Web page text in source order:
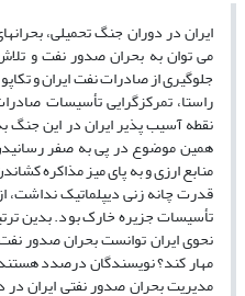
ایران در دوران جنگ تحمیلی،
می ­توان به بحران صدور نفت و
جلوگیری از صادرات نفت ایران و
راستا، تمرکزگرایی تأسیسات
نقطه آسیب ­پذیر ایران در این جنگ
همین موضوع در پی به صفر
منابع ارزی و به پای میز مذاکره
قدرت چانه­ زنی دیپلماتیک نداشت،
تأسیسات جزیره خارک بود. بدین
نحوی ایران توانست بحران صدور
مهار کند؟ نویسندگان درصدد
مدیریت بحران صدور نفتی ایران